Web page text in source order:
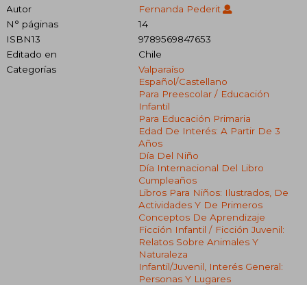
Autor
Fernanda Pederit
N° páginas
14
ISBN13
9789569847653
Editado en
Chile
Categorías
Valparaíso
Español/castellano
Para Preescolar / Educación
Infantil
Para Educación Primaria
Edad De Interés: A Partir De 3
Años
Día Del Niño
Día Internacional Del Libro
Cumpleaños
Libros Para Niños: Ilustrados, De
Actividades Y De Primeros
Conceptos De Aprendizaje
Ficción Infantil / Ficción Juvenil:
Relatos Sobre Animales Y
Naturaleza
Infantil/juvenil, Interés General:
Personas Y Lugares